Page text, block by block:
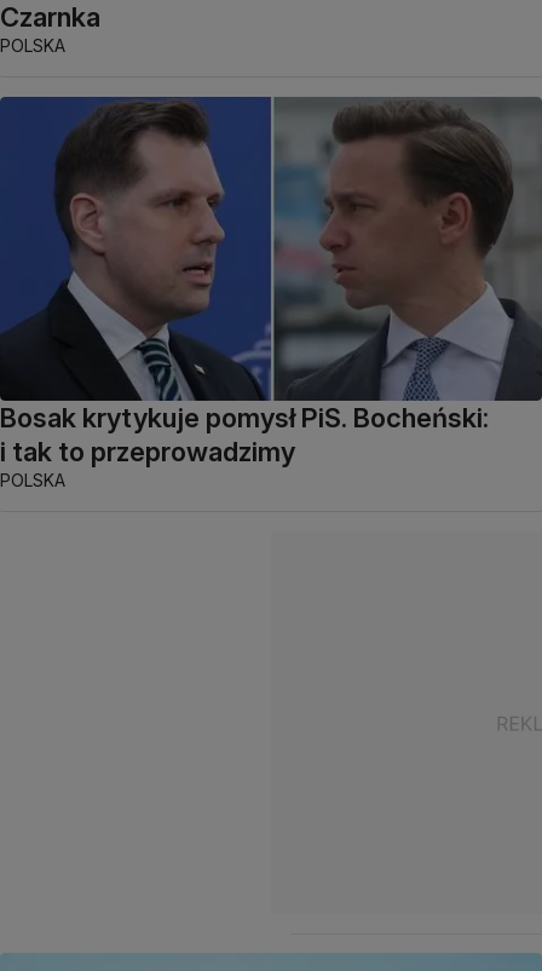
Czarnka
POLSKA
Bosak krytykuje pomysł PiS. Bocheński:
i tak to przeprowadzimy
POLSKA